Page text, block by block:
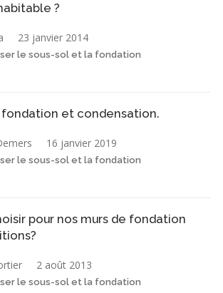
?
23 janvier 2014
le sous-sol et la fondation
fondation et condensation.
16 janvier 2019
le sous-sol et la fondation
pour nos murs de fondation
2 août 2013
le sous-sol et la fondation